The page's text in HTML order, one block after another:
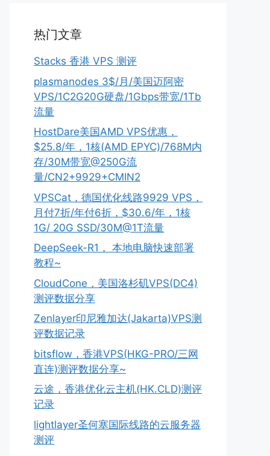
热门文章
Stacks 香港 VPS 测评
plasmanodes 3$/月/美国迈阿密
VPS/1C2G20G硬盘/1Gbps带宽/1Tb
流量
HostDare美国AMD VPS优惠，
$25.8/年，1核(AMD EPYC)/768M内
存/30M带宽@250G流
量/CN2+9929+CMIN2
VPSCat，德国优化线路9929 VPS，
月付7折/年付6折，$30.6/年，1核
1G/ 20G SSD/30M@1T流量
DeepSeek-R1， 本地电脑快速部署
教程~
CloudCone，美国洛杉矶VPS(DC4)
测评数据分享
Zenlayer印尼雅加达(Jakarta)VPS测
评数据记录
bitsflow，香港VPS(HKG-PRO/三网
直连)测评数据分享~
云途，香港优化云主机(HK.CLD)测评
记录
lightlayer圣何塞国际线路的云服务器
测评